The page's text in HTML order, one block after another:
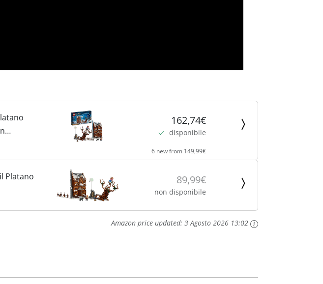
162,74€
disponibile
6 new from 149,99€
Platano
89,99€
non disponibile
Amazon price updated: 3 Agosto 2026 13:02